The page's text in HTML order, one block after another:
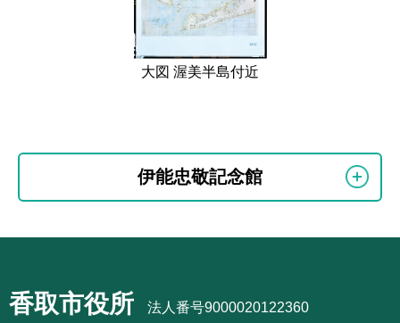
大図 渥美半島付近
こ
で
ビ
ー
シ
伊能忠敬記念館
ナ
香取市役所 法人番号9000020122360